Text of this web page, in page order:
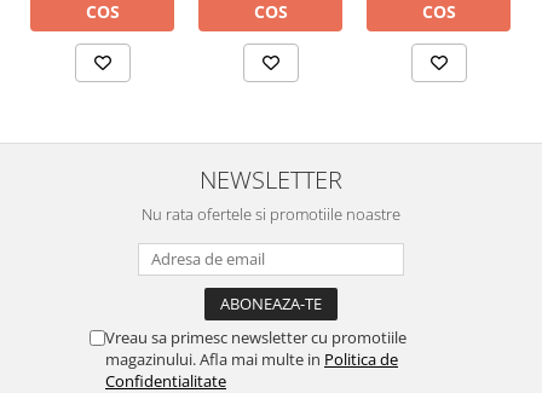
COS
COS
COS
NEWSLETTER
Nu rata ofertele si promotiile noastre
Vreau sa primesc newsletter cu promotiile
magazinului. Afla mai multe in Politica de
Confidentialitate